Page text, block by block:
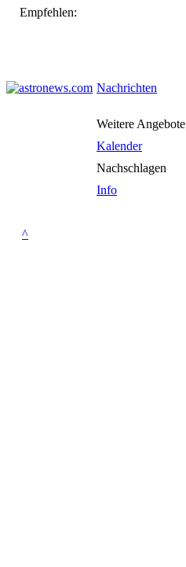
Empfehlen:
Nachrichten
Weitere Angebote
Kalender
Nachschlagen
Info
^